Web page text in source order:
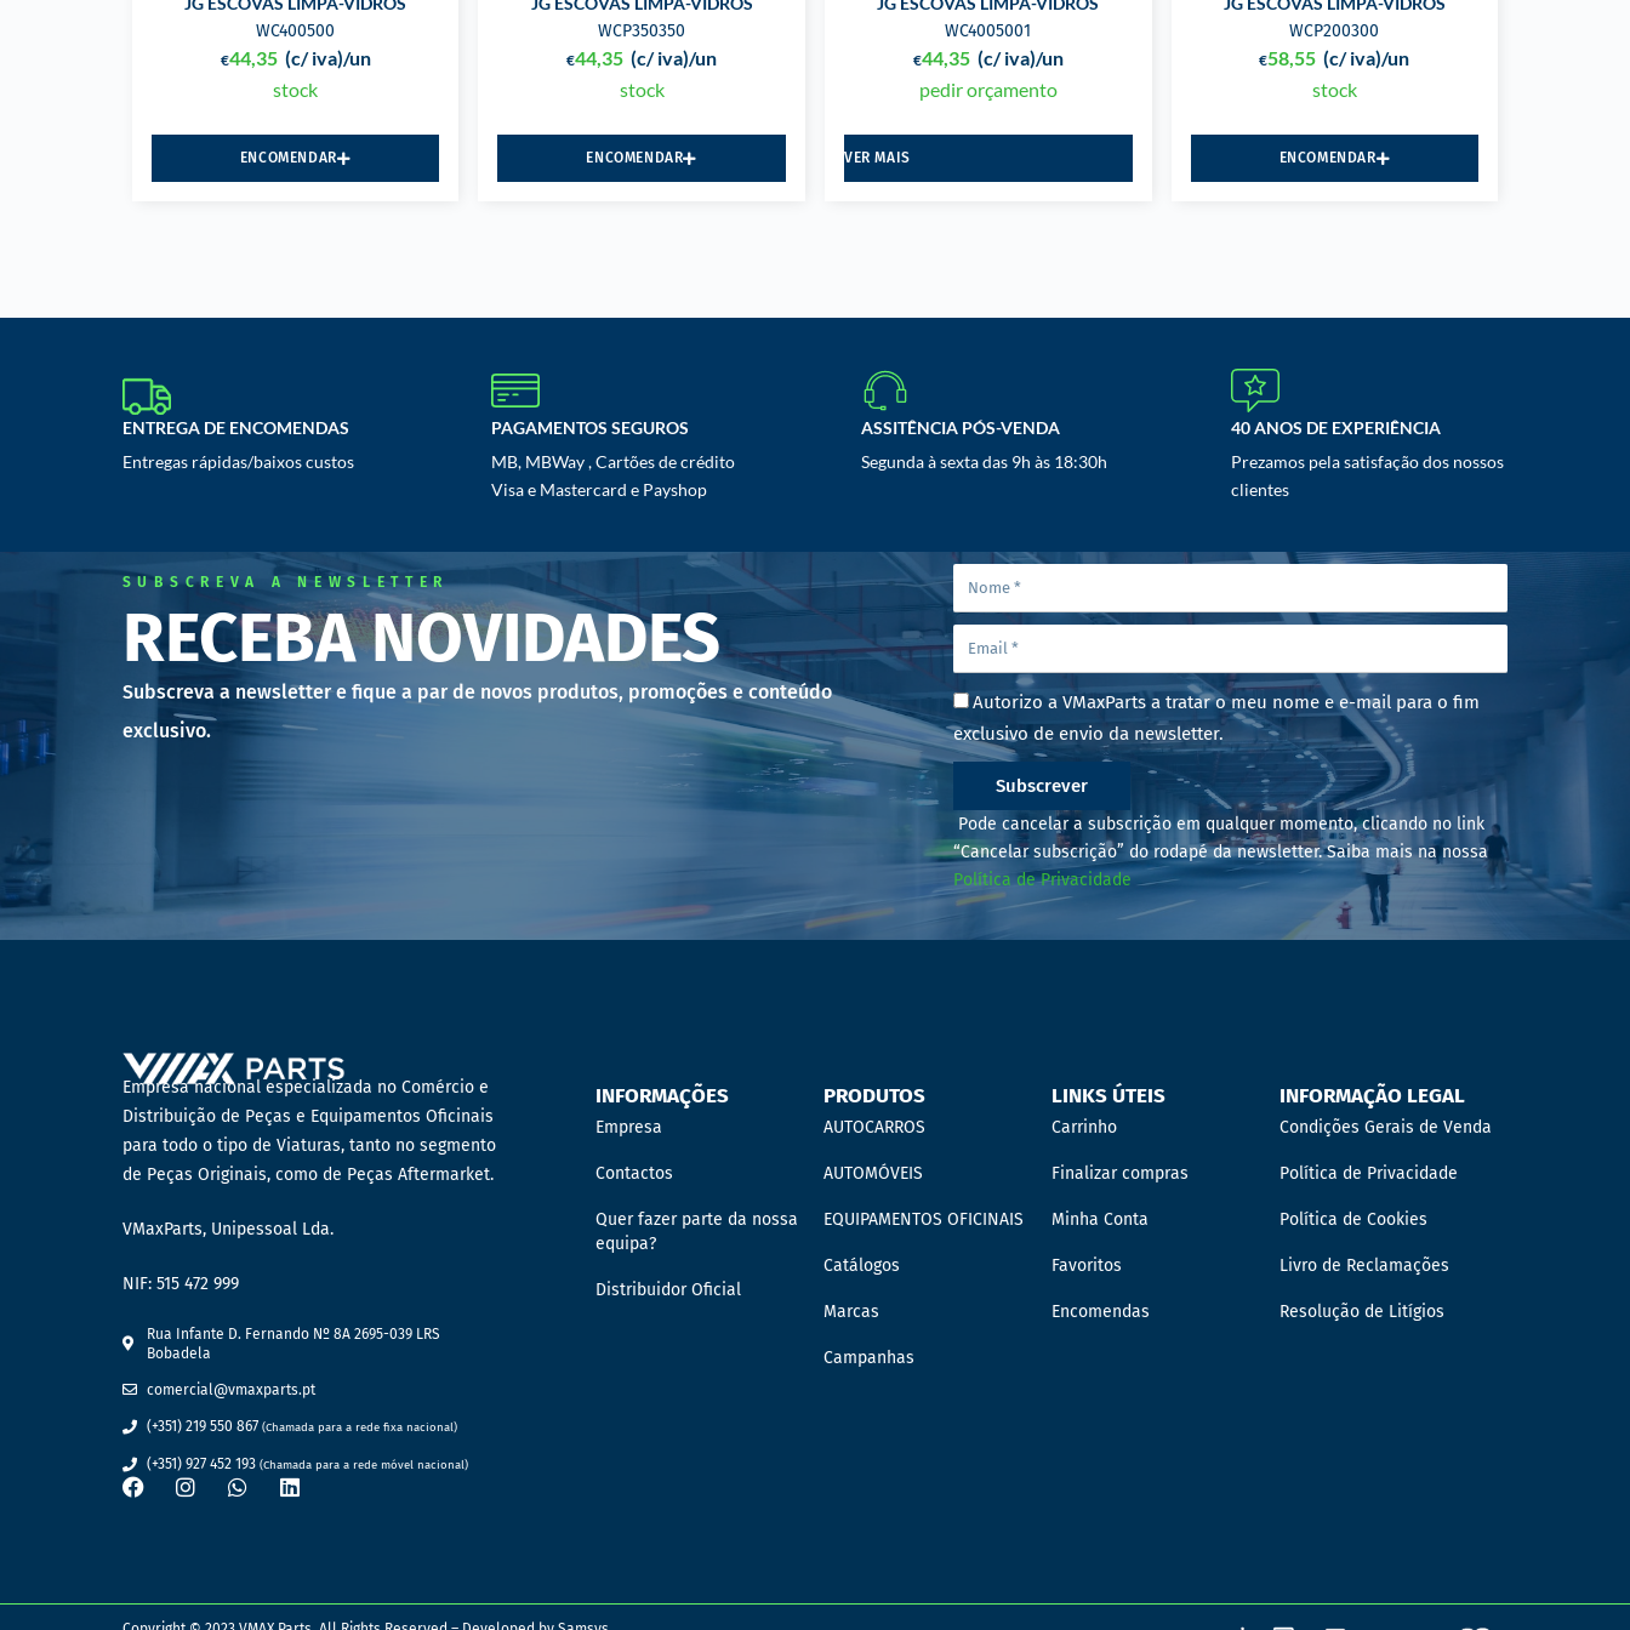
WC400500
€44,35 (c/ iva)/un
stock
ENCOMENDAR
WCP350350
€44,35 (c/ iva)/un
stock
ENCOMENDAR
WC4005001
€44,35 (c/ iva)/un
pedir orçamento
VER MAIS
WCP200300
€58,55 (c/ iva)/un
stock
ENCOMENDAR
ENTREGA DE ENCOMENDAS
Entregas rápidas/baixos custos
PAGAMENTOS SEGUROS
MB, MBWay , Cartões de crédito
Visa e Mastercard e Payshop
ASSITÊNCIA PÓS-VENDA
Segunda à sexta das 9h às 18:30h
40 ANOS DE EXPERIÊNCIA
Prezamos pela satisfação dos nossos
clientes
SUBSCREVA A NEWSLETTER
RECEBA NOVIDADES
Subscreva a newsletter e fique a par de novos produtos, promoções e conteúdo
exclusivo.
Autorizo a VMaxParts a tratar o meu nome e e-mail para o fim
exclusivo de envio da newsletter.
Subscrever
Pode cancelar a subscrição em qualquer momento, clicando no link
“Cancelar subscrição” do rodapé da newsletter. Saiba mais na nossa
Política de Privacidade
Empresa nacional especializada no Comércio e
Distribuição de Peças e Equipamentos Oficinais
para todo o tipo de Viaturas, tanto no segmento
de Peças Originais, como de Peças Aftermarket.
VMaxParts, Unipessoal Lda.
NIF: 515 472 999
Rua Infante D. Fernando Nº 8A 2695-039 LRS
Bobadela
comercial@vmaxparts.pt
(+351) 219 550 867 (Chamada para a rede fixa nacional)
(+351) 927 452 193 (Chamada para a rede móvel nacional)
INFORMAÇÕES
Empresa
Contactos
Quer fazer parte da nossa
equipa?
Distribuidor Oficial
PRODUTOS
AUTOCARROS
AUTOMÓVEIS
EQUIPAMENTOS OFICINAIS
Catálogos
Marcas
Campanhas
LINKS ÚTEIS
Carrinho
Finalizar compras
Minha Conta
Favoritos
Encomendas
INFORMAÇÃO LEGAL
Condições Gerais de Venda
Política de Privacidade
Política de Cookies
Livro de Reclamações
Resolução de Litígios